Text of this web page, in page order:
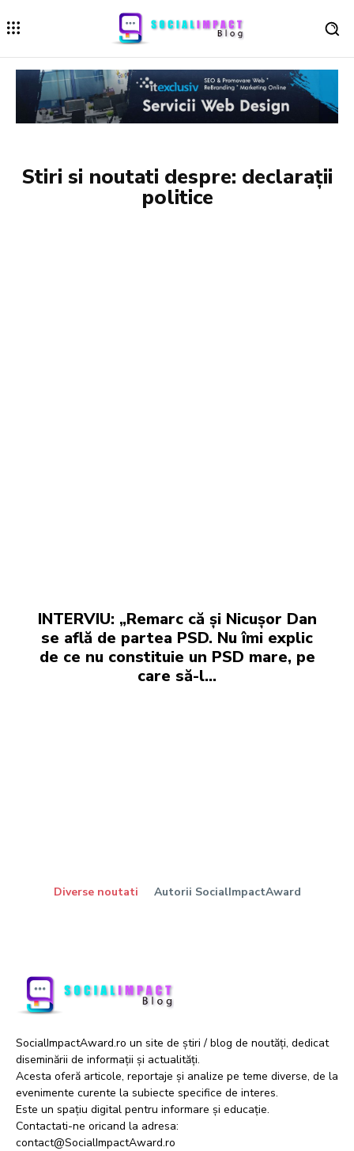
Stiri si noutati despre: declarații
politice
INTERVIU: „Remarc că și Nicușor Dan
se află de partea PSD. Nu îmi explic
de ce nu constituie un PSD mare, pe
care să-l...
Diverse noutati Autorii SocialImpactAward
SocialImpactAward.ro un site de știri / blog de noutăți, dedicat
diseminării de informații și actualități.
Acesta oferă articole, reportaje și analize pe teme diverse, de la
evenimente curente la subiecte specifice de interes.
Este un spațiu digital pentru informare și educație.
Contactati-ne oricand la adresa:
contact@SocialImpactAward.ro